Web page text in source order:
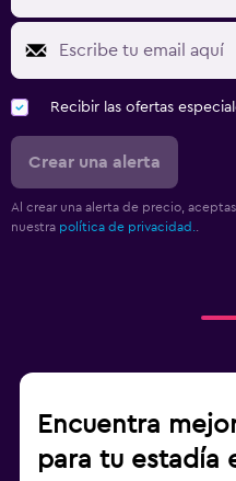
Recibir las ofertas
Crear una alerta
Al crear una alerta de precio,
nuestra política de privacidad..
Encuentra
para tu estadía